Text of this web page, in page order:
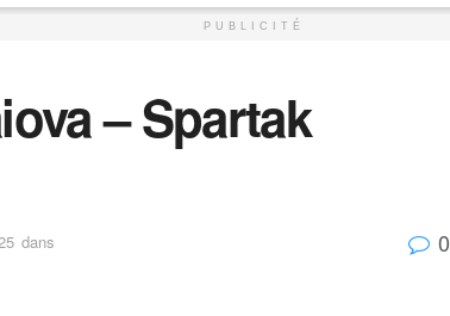
PUBLICITÉ
– Spartak
dans 0